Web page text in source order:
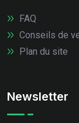
FAQ
Conseils de
Plan du site
Newsletter